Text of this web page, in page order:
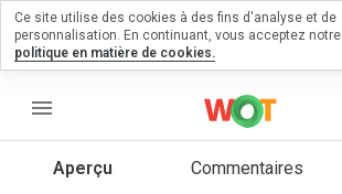
menu
Aperçu Commentaires
un
Ce site utilise des cookies à des fins d'analyse et de
personnalisation. En continuant, vous acceptez notre
politique en matière de cookies.